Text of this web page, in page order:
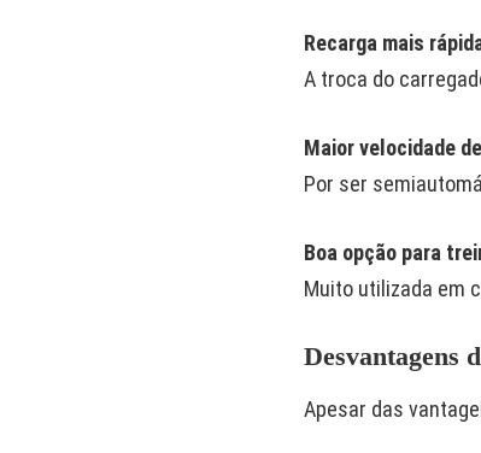
Recarga mais
A troca do
Maior velocidade
Por ser
Boa opção para
Muito utilizada em
Desvantagens
Apesar das